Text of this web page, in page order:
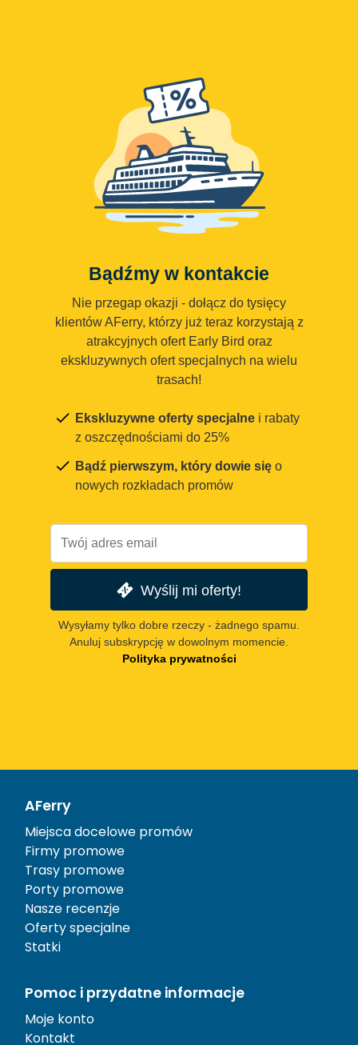
Bądźmy w kontakcie
Nie przegap okazji - dołącz do tysięcy
klientów AFerry, którzy już teraz korzystają z
atrakcyjnych ofert Early Bird oraz
ekskluzywnych ofert specjalnych na wielu
trasach!
Ekskluzywne oferty specjalne i rabaty
z oszczędnościami do 25%
Bądź pierwszym, który dowie się o
nowych rozkładach promów
Wyślij mi oferty!
Wysyłamy tylko dobre rzeczy - żadnego spamu.
Anuluj subskrypcję w dowolnym momencie.
Polityka prywatności
AFerry
Miejsca docelowe promów
Firmy promowe
Trasy promowe
Porty promowe
Nasze recenzje
Oferty specjalne
Statki
Pomoc i przydatne informacje
Moje konto
Kontakt